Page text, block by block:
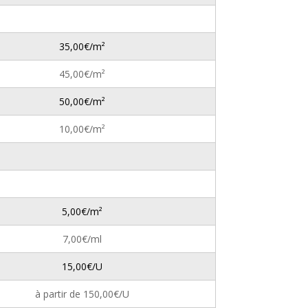
35,00€/m²
45,00€/m²
50,00€/m²
10,00€/m²
5,00€/m²
7,00€/ml
15,00€/U
à partir de 150,00€/U